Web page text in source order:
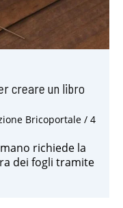
creare un libro
Bricoportale/ 4
richiede la
dei fogli tramite